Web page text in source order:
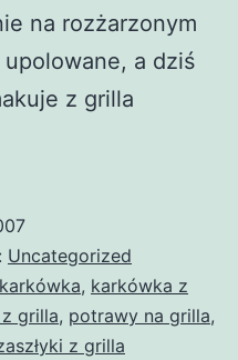
na rozżarzonym
a dziś
z grilla
Uncategorized
karkówka, karkówka z
grilla, potrawy na grilla,
z grilla